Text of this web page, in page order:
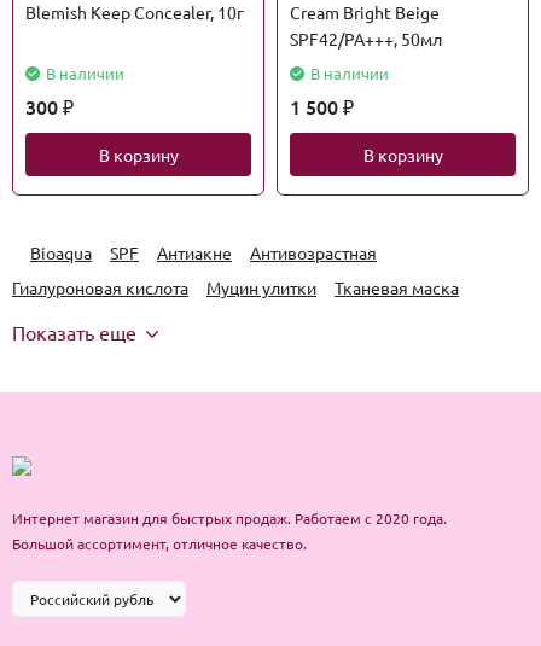
Blemish Keep Concealer, 10г
В наличии
300 ₽
В корзину
Cream Bright Beige
SPF42/PA+++, 50мл
В наличии
1 500 ₽
В корзину
Bioaqua SPF Антиакне
Антивозрастная
Гиалуроновая кислота
Муцин улитки Тканевая маска
Показать еще
Интернет магазин для быстрых продаж. Работаем с 2020 года.
Большой ассортимент, отличное качество.